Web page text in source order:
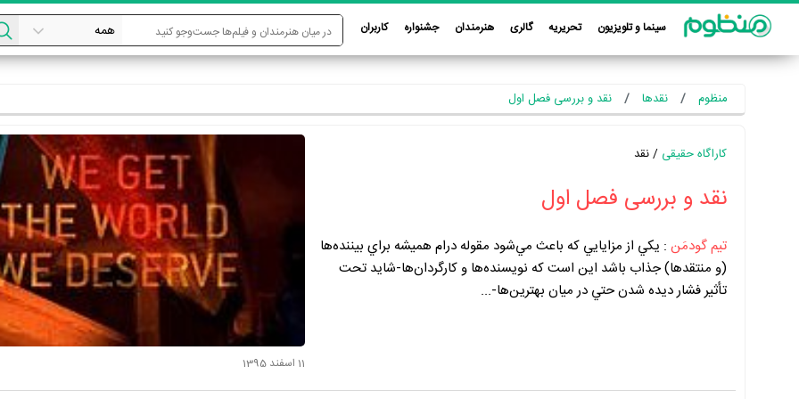
سینما و تلویزیون تحریریه گالری هنرمندان جشنواره کاربران
منظوم نقدها نقد و بررسی فصل اول
کاراگاه حقیقی / نقد
نقد و بررسی فصل اول
تیم گودمَن : يکي از مزايايي که باعث مي‌شود مقوله درام هميشه براي بيننده‌ها
(و منتقدها) جذاب باشد اين است که نويسنده‌ها و کارگردان‌ها-شايد تحت
تأثير فشار ديده شدن حتي در ميان بهترين‌ها-...
11 اسفند 1395